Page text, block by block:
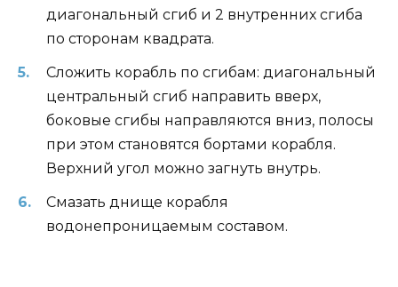
диагональный сгиб и 2 внутренних сгиба
по сторонам квадрата.
Сложить корабль по сгибам: диагональный
центральный сгиб направить вверх,
боковые сгибы направляются вниз, полосы
при этом становятся бортами корабля.
Верхний угол можно загнуть внутрь.
Смазать днище корабля
водонепроницаемым составом.